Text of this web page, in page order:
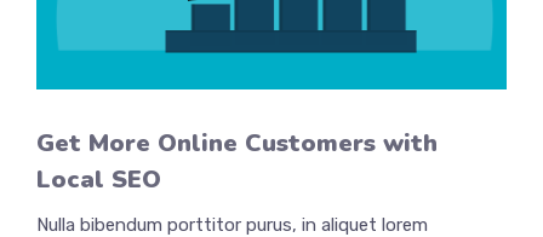
Get More Online Customers with
Local SEO
Nulla bibendum porttitor purus, in aliquet lorem